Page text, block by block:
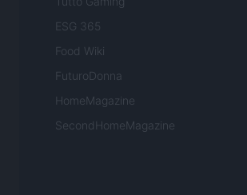
ESG 365
Food Wiki
FuturoDonna
HomeMagazine
SecondHomeMagazine